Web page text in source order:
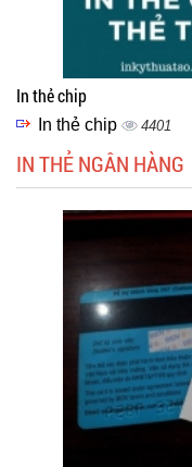
In thẻ chip
In thẻ chip 4401
IN THẺ NGÂN HÀNG